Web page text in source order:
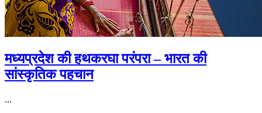
मध्यप्रदेश की हथकरघा परंपरा – भारत की
सांस्कृतिक पहचान
...